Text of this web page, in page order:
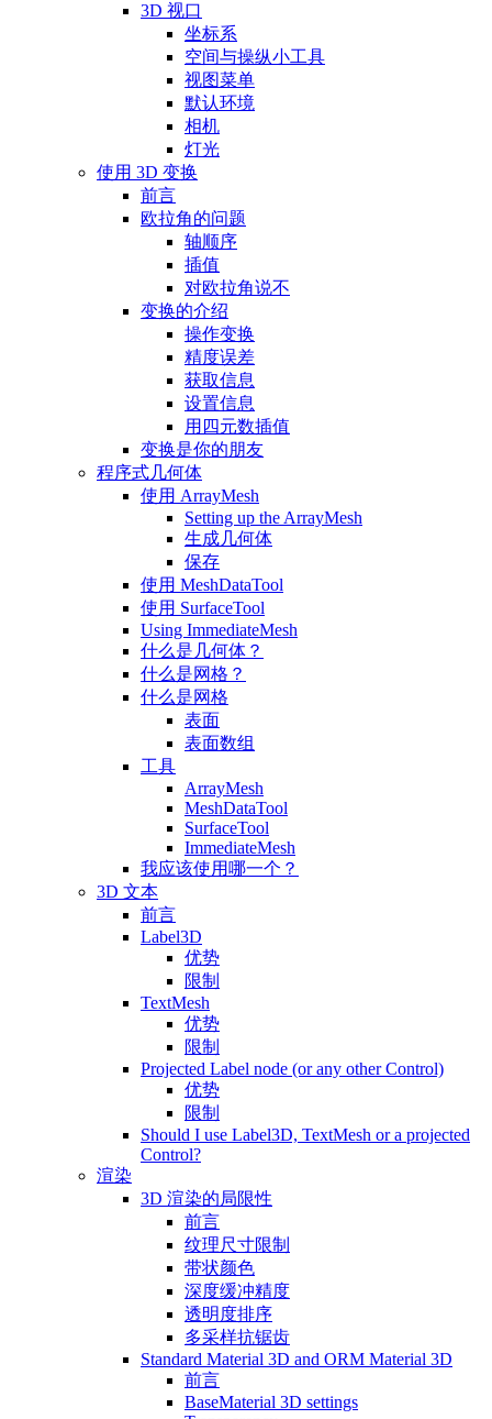
3D 视口
坐标系
空间与操纵小工具
视图菜单
默认环境
相机
灯光
使用 3D 变换
前言
欧拉角的问题
轴顺序
插值
对欧拉角说不
变换的介绍
操作变换
精度误差
获取信息
设置信息
用四元数插值
变换是你的朋友
程序式几何体
使用 ArrayMesh
Setting up the ArrayMesh
生成几何体
保存
使用 MeshDataTool
使用 SurfaceTool
Using ImmediateMesh
什么是几何体？
什么是网格？
什么是网格
表面
表面数组
工具
ArrayMesh
MeshDataTool
SurfaceTool
ImmediateMesh
我应该使用哪一个？
3D 文本
前言
Label3D
优势
限制
TextMesh
优势
限制
Projected Label node (or any other Control)
优势
限制
Should I use Label3D, TextMesh or a projected
Control?
渲染
3D 渲染的局限性
前言
纹理尺寸限制
带状颜色
深度缓冲精度
透明度排序
多采样抗锯齿
Standard Material 3D and ORM Material 3D
前言
BaseMaterial 3D settings